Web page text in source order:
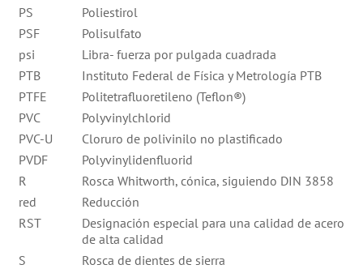
PS
Poliestirol
PSF
Polisulfato
psi
Libra- fuerza por pulgada cuadrada
PTB
Instituto Federal de Física y Metrología PTB
PTFE
Politetrafluoretileno (Teflon®)
PVC
Polyvinylchlorid
PVC-U
Cloruro de polivinilo no plastificado
PVDF
Polyvinylidenfluorid
R
Rosca Whitworth, cónica, siguiendo DIN 3858
red
Reducción
RST
Designación especial para una calidad de acero
de alta calidad
S
Rosca de dientes de sierra